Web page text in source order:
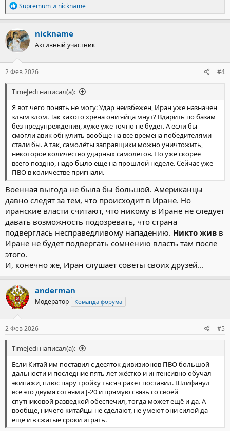
Р
е
а
к
ц
и
и
:
Supremum и nickname
nickname
Активный участник
2 Фев 2026 #4
TimeJedi написал(а):
Я вот чего понять не могу: Удар неизбежен, Иран уже назначен
злым злом. Так какого хрена они яйца мнут? Вдарить по базам
без предупреждения, хуже уже точно не будет. А если бы
смогли авик обнулить вообще на все времена победителями
стали бы. А так, самолёты заправщики можно уничтожить,
некоторое количество ударных самолётов. Но уже скорее
всего поздно, надо было ещё на прошлой неделе. Сейчас уже
ПВО в количестве пригнали.
Военная выгода не была бы большой. Американцы
давно следят за тем, что происходит в Иране. Но
иранские власти считают, что никому в Иране не следует
давать возможность подозревать, что страна
подверглась несправедливому нападению. Никто жив в
Иране не будет подвергать сомнению власть там после
этого.
И, конечно же, Иран слушает советы своих друзей...
anderman
Модератор Команда форума
2 Фев 2026 #5
TimeJedi написал(а):
Если Китай им поставил с десяток дивизионов ПВО большой
дальности и последние пять лет жёстко и интенсивно обучал
экипажи, плюс пару тройку тысяч ракет поставил. Шлифанул
всё это двумя сотнями J-20 и прямую связь со своей
спутниковой разведкой обеспечил, тогда может ещё и да. А
вообще, ничего китайцы не сделают, не умеют они силой да
ещё и в сжатые сроки играть.